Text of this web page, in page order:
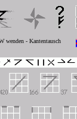
wenden - Kantentausch